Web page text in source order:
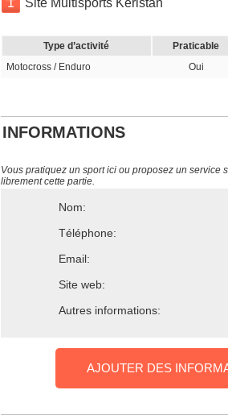
1 Site Multisports Keristan
Type d’activité Praticable
Motocross / Enduro
Oui
INFORMATIONS
Vous pratiquez un sport ici ou proposez un service
librement cette partie.
Nom:
Téléphone:
Email:
Site web:
Autres informations:
AJOUTER DES